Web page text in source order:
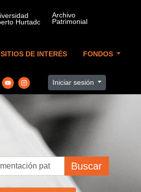
SITIOS DE INTERÉS FONDOS
Iniciar sesión
Buscar